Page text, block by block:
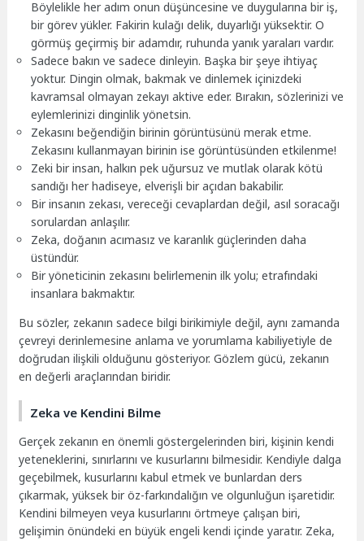
Böylelikle her adım onun düşüncesine ve duygularına bir iş,
bir görev yükler. Fakirin kulağı delik, duyarlığı yüksektir. O
görmüş geçirmiş bir adamdır, ruhunda yanık yaraları vardır.
Sadece bakın ve sadece dinleyin. Başka bir şeye ihtiyaç
yoktur. Dingin olmak, bakmak ve dinlemek içinizdeki
kavramsal olmayan zekayı aktive eder. Bırakın, sözlerinizi ve
eylemlerinizi dinginlik yönetsin.
Zekasını beğendiğin birinin görüntüsünü merak etme.
Zekasını kullanmayan birinin ise görüntüsünden etkilenme!
Zeki bir insan, halkın pek uğursuz ve mutlak olarak kötü
sandığı her hadiseye, elverişli bir açıdan bakabilir.
Bir insanın zekası, vereceği cevaplardan değil, asıl soracağı
sorulardan anlaşılır.
Zeka, doğanın acımasız ve karanlık güçlerinden daha
üstündür.
Bir yöneticinin zekasını belirlemenin ilk yolu; etrafındaki
insanlara bakmaktır.
Bu sözler, zekanın sadece bilgi birikimiyle değil, aynı zamanda
çevreyi derinlemesine anlama ve yorumlama kabiliyetiyle de
doğrudan ilişkili olduğunu gösteriyor. Gözlem gücü, zekanın
en değerli araçlarından biridir.
Zeka ve Kendini Bilme
Gerçek zekanın en önemli göstergelerinden biri, kişinin kendi
yeteneklerini, sınırlarını ve kusurlarını bilmesidir. Kendiyle dalga
geçebilmek, kusurlarını kabul etmek ve bunlardan ders
çıkarmak, yüksek bir öz-farkındalığın ve olgunluğun işaretidir.
Kendini bilmeyen veya kusurlarını örtmeye çalışan biri,
gelişimin önündeki en büyük engeli kendi içinde yaratır. Zeka,